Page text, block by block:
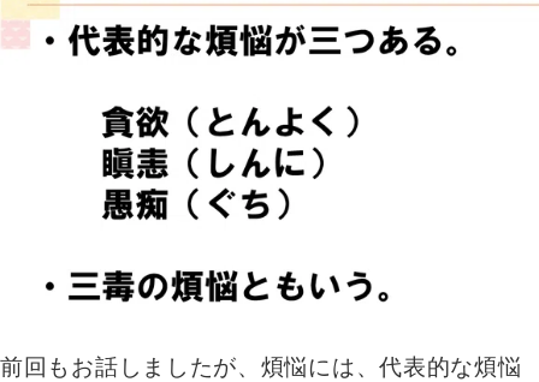
前回もお話しましたが、煩悩には、代表的な煩悩